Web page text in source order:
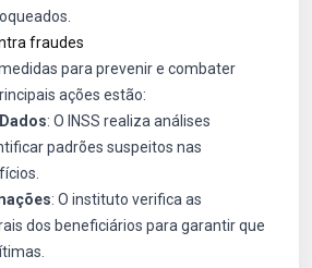
fraudes
para prevenir e combater
ações estão:
: O INSS realiza análises
padrões suspeitos nas
: O instituto verifica as
dos beneficiários para garantir que